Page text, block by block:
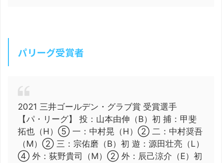
パリーグ受賞者
2021 三井ゴールデン・グラブ賞 受賞選手
【パ・リーグ】 投：山本由伸（B）初 捕：甲斐
拓也（H）⑤ 一：中村晃（H）② 二：中村奨吾
（M）② 三：宗佑磨（B）初 遊：源田壮亮（L）
④ 外：荻野貴司（M）② 外：辰己涼介（E）初